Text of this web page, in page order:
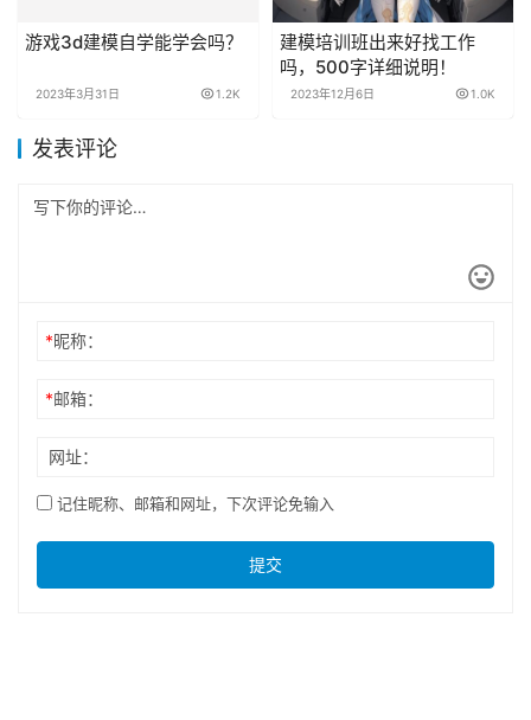
游戏3d建模自学能学会吗？
2023年3月31日 1.2K
建模培训班出来好找工作
吗，500字详细说明！
2023年12月6日 1.0K
发表评论
*昵称：
*邮箱：
网址：
记住昵称、邮箱和网址，下次评论免输入
提交